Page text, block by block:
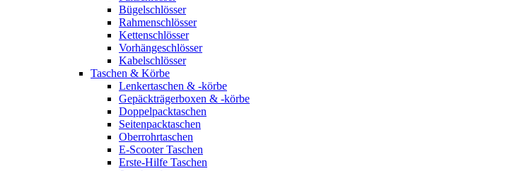
Bügelschlösser
Rahmenschlösser
Kettenschlösser
Vorhängeschlösser
Kabelschlösser
Taschen & Körbe
Lenkertaschen & -körbe
Gepäckträgerboxen & -körbe
Doppelpacktaschen
Seitenpacktaschen
Oberrohrtaschen
E-Scooter Taschen
Erste-Hilfe Taschen